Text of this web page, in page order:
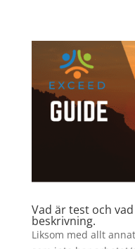
Vad är test och
beskrivning.
Liksom med allt